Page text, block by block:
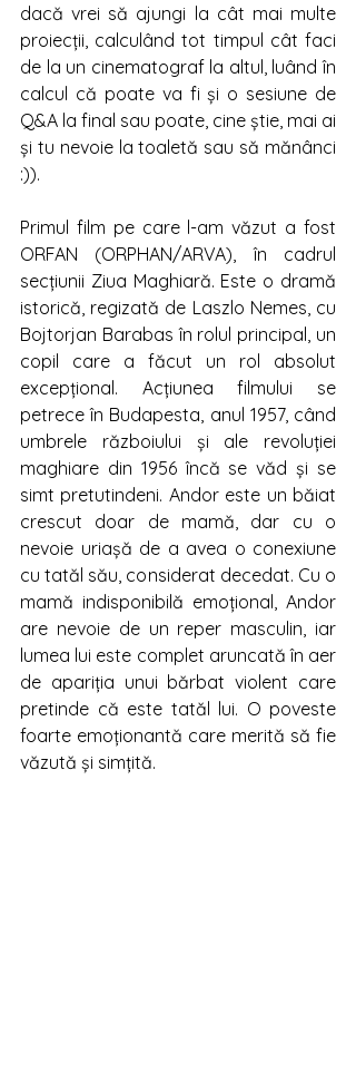
dacă vrei să ajungi la cât mai multe
proiecții, calculând tot timpul cât faci
de la un cinematograf la altul, luând în
calcul că poate va fi și o sesiune de
Q&A la final sau poate, cine știe, mai ai
și tu nevoie la toaletă sau să mănânci
:)).
Primul film pe care l-am văzut a fost
ORFAN (ORPHAN/ARVA), în cadrul
secțiunii Ziua Maghiară. Este o dramă
istorică, regizată de Laszlo Nemes, cu
Bojtorjan Barabas în rolul principal, un
copil care a făcut un rol absolut
excepțional. Acțiunea filmului se
petrece în Budapesta, anul 1957, când
umbrele războiului și ale revoluției
maghiare din 1956 încă se văd și se
simt pretutindeni. Andor este un băiat
crescut doar de mamă, dar cu o
nevoie uriașă de a avea o conexiune
cu tatăl său, considerat decedat. Cu o
mamă indisponibilă emoțional, Andor
are nevoie de un reper masculin, iar
lumea lui este complet aruncată în aer
de apariția unui bărbat violent care
pretinde că este tatăl lui. O poveste
foarte emoționantă care merită să fie
văzută și simțită.